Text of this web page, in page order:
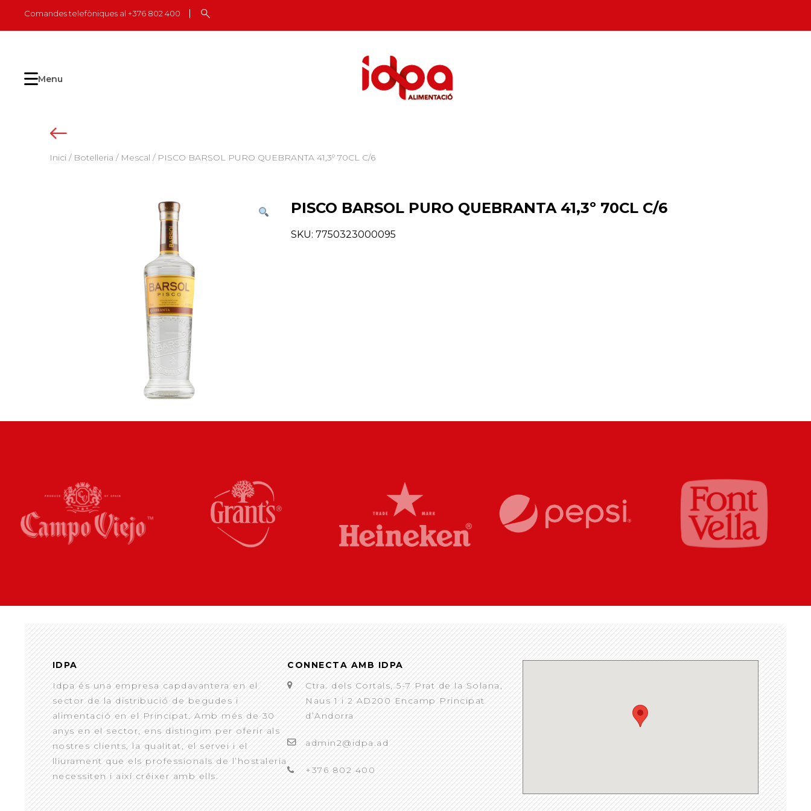
content
Comandes telefòniques al +376 802 400
Menu
Inici / Botelleria / Mescal / PISCO BARSOL PURO QUEBRANTA 41,3º 70CL C/6
PISCO BARSOL PURO QUEBRANTA 41,3º 70CL C/6
SKU: 7750323000095
IDPA
Idpa és una empresa capdavantera en el
sector de la distribució de begudes i
alimentació en el Principat. Amb més de 30
anys en el sector, ens distingim per oferir als
nostres clients, la qualitat, el servei i el
lliurament que els professionals de l’hostaleria
necessiten i així créixer amb ells.
CONNECTA AMB IDPA
Ctra. dels Cortals, 5-7 Prat de la Solana,
Naus 1 i 2 AD200 Encamp Principat
d’Andorra
admin2@idpa.ad
+376 802 400